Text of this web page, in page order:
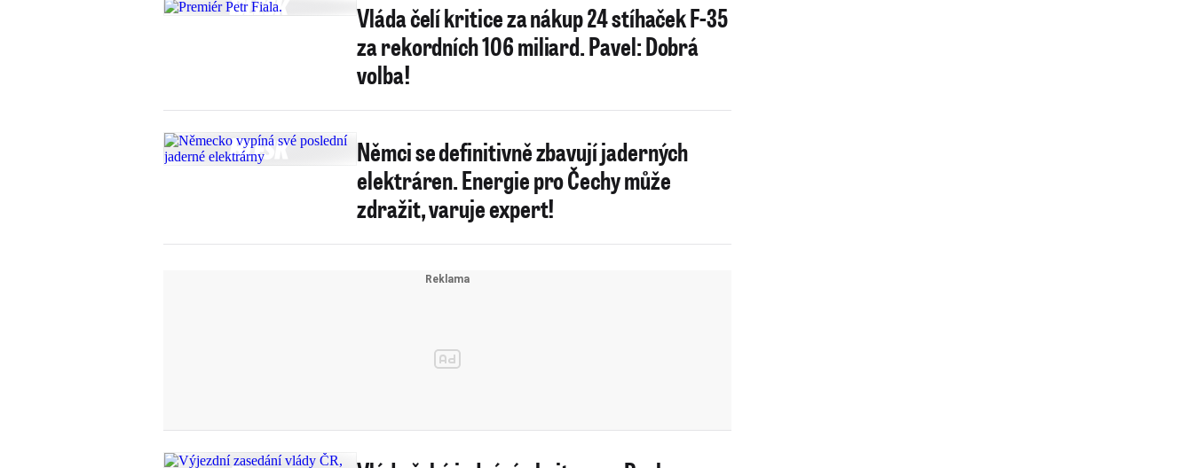
Vláda čelí kritice za nákup 24 stíhaček F-35
za rekordních 106 miliard. Pavel: Dobrá
volba!
Němci se definitivně zbavují jaderných
elektráren. Energie pro Čechy může
zdražit, varuje expert!